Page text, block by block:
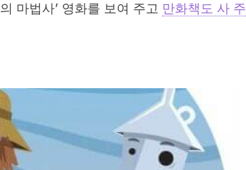
마법사’ 영화를 보여 주고 만화책도 사 주